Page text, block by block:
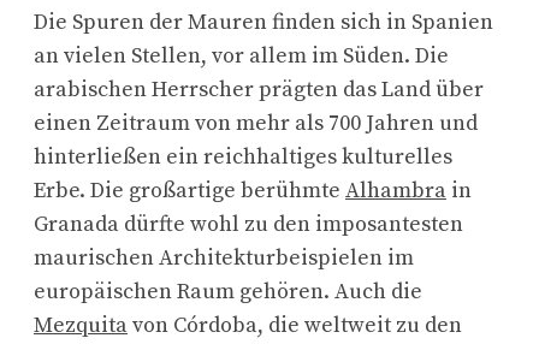
Die Spuren der Mauren finden sich in Spanien
an vielen Stellen, vor allem im Süden. Die
arabischen Herrscher prägten das Land über
einen Zeitraum von mehr als 700 Jahren und
hinterließen ein reichhaltiges kulturelles
Erbe. Die großartige berühmte Alhambra in
Granada dürfte wohl zu den imposantesten
maurischen Architekturbeispielen im
europäischen Raum gehören. Auch die
Mezquitavon Córdoba, die weltweit zu den